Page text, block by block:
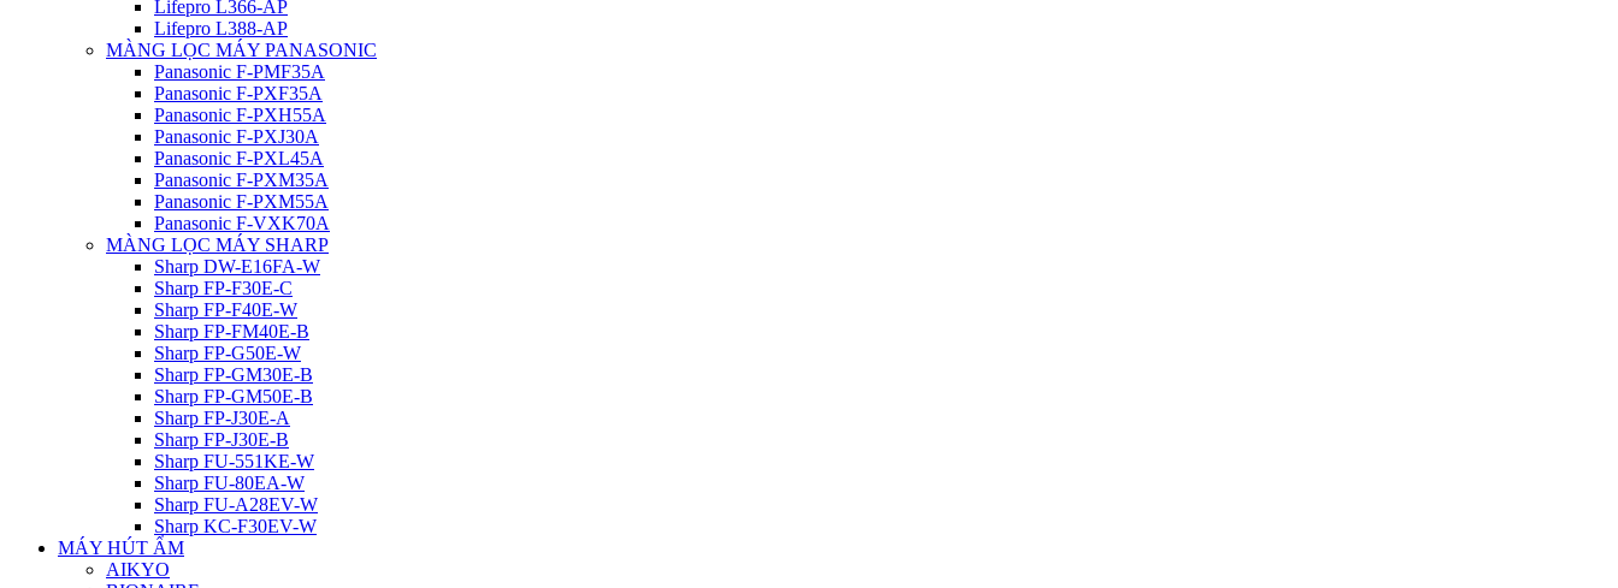
Lifepro L366-AP
Lifepro L388-AP
MÀNG LỌC MÁY PANASONIC
Panasonic F-PMF35A
Panasonic F-PXF35A
Panasonic F-PXH55A
Panasonic F-PXJ30A
Panasonic F-PXL45A
Panasonic F-PXM35A
Panasonic F-PXM55A
Panasonic F-VXK70A
MÀNG LỌC MÁY SHARP
Sharp DW-E16FA-W
Sharp FP-F30E-C
Sharp FP-F40E-W
Sharp FP-FM40E-B
Sharp FP-G50E-W
Sharp FP-GM30E-B
Sharp FP-GM50E-B
Sharp FP-J30E-A
Sharp FP-J30E-B
Sharp FU-551KE-W
Sharp FU-80EA-W
Sharp FU-A28EV-W
Sharp KC-F30EV-W
MÁY HÚT ẨM
AIKYO